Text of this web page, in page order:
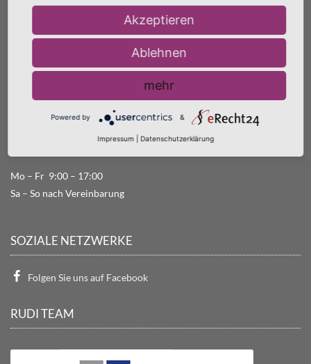
Unsere aktuellen Immobilienangebote
Impressum
Mo – Fr 9:00 – 17:00
Sa – So nach Vereinbarung
SOZIALE NETZWERKE
Folgen Sie uns auf Facebook
RUDI TEAM
Akzeptieren
Ablehnen
mehr
Powered by &
Impressum Datenschutzerklärung